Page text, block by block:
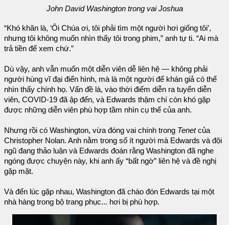
John David Washington trong vai Joshua
“Khó khăn là, ‘Ôi Chúa ơi, tôi phải tìm một người hơi giống tôi’,
nhưng tôi không muốn nhìn thấy tôi trong phim,” anh tự ti. “Ai mà
trả tiền để xem chứ.”
Dù vậy, anh vẫn muốn một diễn viên dễ liên hệ — không phải
người hùng vĩ đại điển hình, mà là một người để khán giả có thể
nhìn thấy chính họ. Vấn đề là, vào thời điểm diễn ra tuyển diễn
viên, COVID-19 đã ập đến, và Edwards thậm chí còn khó gặp
được những diễn viên phù hợp tầm nhìn cụ thể của anh.
Nhưng rồi có Washington, vừa đóng vai chính trong Tenetcủa
Christopher Nolan. Anh nằm trong số ít người mà Edwards và đội
ngũ đang thảo luận và Edwards đoán rằng Washington đã nghe
ngóng được chuyện này, khi anh ấy “bất ngờ” liên hệ và đề nghị
gặp mặt.
Và đến lúc gặp nhau, Washington đã chào đón Edwards tại một
nhà hàng trong bộ trang phục... hơi bị phù hợp.